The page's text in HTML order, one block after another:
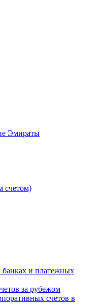
Эмираты
счетом)
банках и платежных
за рубежом
счетов в